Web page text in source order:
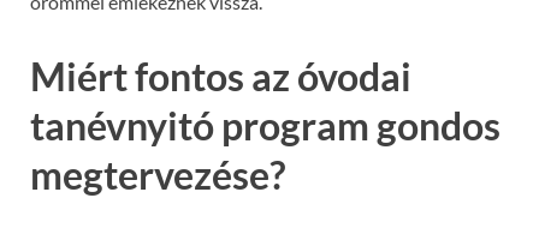
Miért fontos az óvodai
tanévnyitó program gondos
megtervezése?